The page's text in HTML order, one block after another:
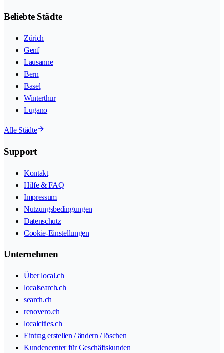
Beliebte Städte
Zürich
Genf
Lausanne
Bern
Basel
Winterthur
Lugano
Alle Städte
Support
Kontakt
Hilfe & FAQ
Impressum
Nutzungsbedingungen
Datenschutz
Cookie-Einstellungen
Unternehmen
Über local.ch
localsearch.ch
search.ch
renovero.ch
localcities.ch
Eintrag erstellen / ändern / löschen
Kundencenter für Geschäftskunden